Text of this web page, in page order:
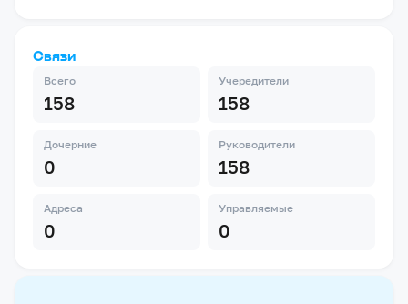
Связи
Всего
158
Учередители
158
Дочерние
0
Руководители
158
Адреса
0
Управляемые
0